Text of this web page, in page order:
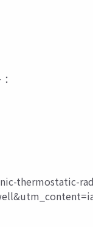
thermostatic-